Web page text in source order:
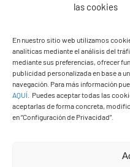
las cookies
En nuestro sitio web utilizamos
analíticas mediante el análisis del
mediante sus preferencias, ofrecer
publicidad personalizada en base a
navegación. Para más información
AQUÍ
Puedes aceptar todas las
aceptarlas de forma concreta,
en “Configuración de Privacidad”.
Ayuntamiento de Yaiza
Pza. de Los Remedios, 1